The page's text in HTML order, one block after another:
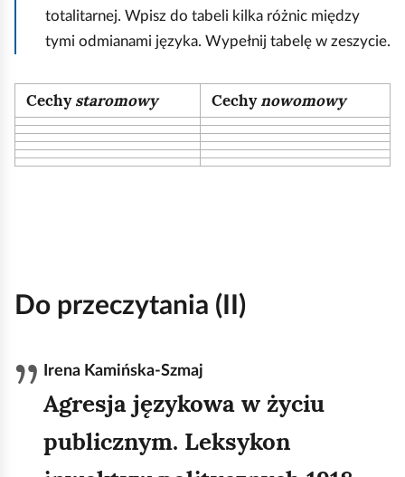
totalitarnej. Wpisz do tabeli kilka różnic między
tymi odmianami języka. Wypełnij tabelę w zeszycie.
Cechy staromowy Cechynowomowy
Do przeczytania (II)
Irena Kamińska‑Szmaj
Agresja językowa w życiu
publicznym. Leksykon